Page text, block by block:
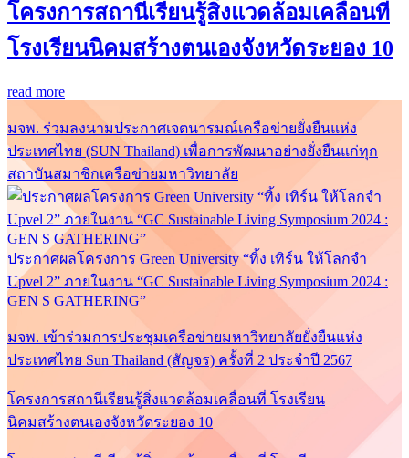
โครงการสถานีเรียนรู้สิ่งแวดล้อมเคลื่อนที่
โรงเรียนนิคมสร้างตนเองจังหวัดระยอง 10
read more
มจพ. ร่วมลงนามประกาศเจตนารมณ์เครือข่ายยั่งยืนแห่ง
ประเทศไทย (SUN Thailand) เพื่อการพัฒนาอย่างยั่งยืนแก่ทุก
สถาบันสมาชิกเครือข่ายมหาวิทยาลัย
ประกาศผลโครงการ Green University “ทิ้ง เทิร์น ให้โลกจำ
Upvel 2” ภายในงาน “GC Sustainable Living Symposium 2024 :
GEN S GATHERING”
มจพ. เข้าร่วมการประชุมเครือข่ายมหาวิทยาลัยยั่งยืนแห่ง
ประเทศไทย Sun Thailand (สัญจร) ครั้งที่ 2 ประจำปี 2567
โครงการสถานีเรียนรู้สิ่งแวดล้อมเคลื่อนที่ โรงเรียน
นิคมสร้างตนเองจังหวัดระยอง 10